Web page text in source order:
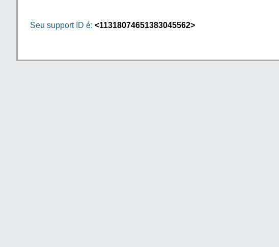
Seu support ID é: <11318074651383045562>